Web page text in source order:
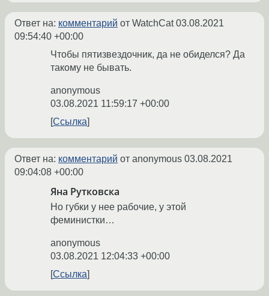
Ответ на: комментарий от WatchCat03.08.2021
09:54:40 +00:00
Чтобы пятизвездочник, да не обиделся? Да
такому не бывать.
anonymous
03.08.2021 11:59:17 +00:00
Ссылка
Ответ на: комментарий от anonymous 03.08.2021
09:04:08 +00:00
Яна Рутковска
Но губки у нее рабочие, у этой
феминистки…
anonymous
03.08.2021 12:04:33 +00:00
Ссылка